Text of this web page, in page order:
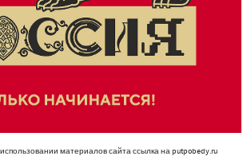
материалов сайта ссылка на putpobedy.ru